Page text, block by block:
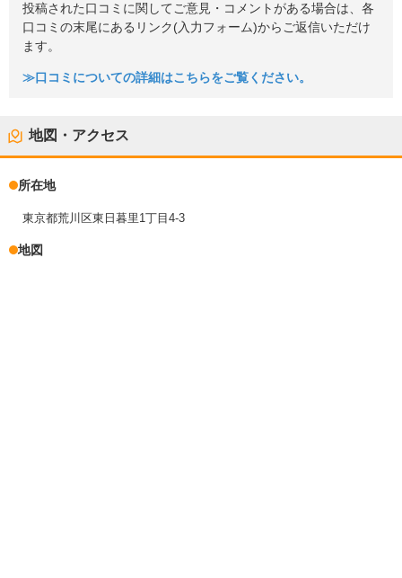
投稿された口コミに関してご意見・コメントがある場合は、各
口コミの末尾にあるリンク(入力フォーム)からご返信いただけ
ます。
≫口コミについての詳細はこちらをご覧ください。
地図・アクセス
所在地
東京都荒川区東日暮里1丁目4-3
地図